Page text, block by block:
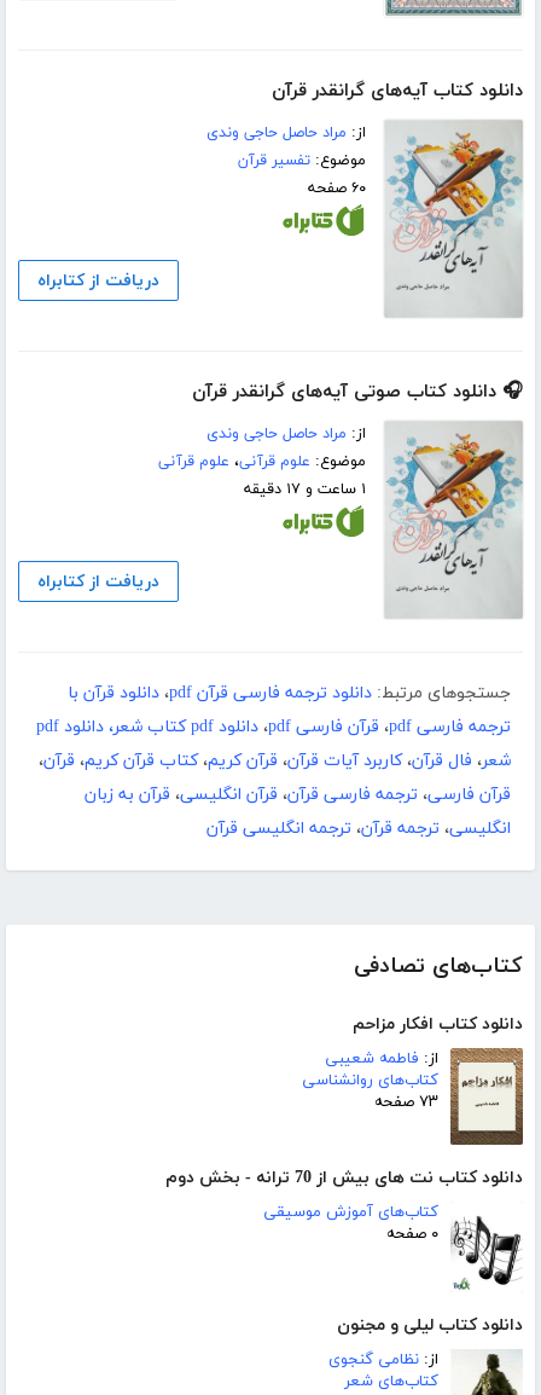
کتاب‌های تصادفی
دانلود کتاب افکار مزاحم
از: فاطمه شعیبی
کتاب‌های روانشناسی
۷۳ صفحه
دانلود کتاب نت های بیش از 70 ترانه - بخش دوم
کتاب‌های آموزش موسیقی
۰ صفحه
دانلود کتاب لیلی و مجنون
از: نظامی گنجوی
کتاب‌های شعر
دانلود کتاب آیه‌های گرانقدر قرآن
از: مراد حاصل حاجی وندی
موضوع:تفسیر قرآن
۶۰ صفحه
دریافت از کتابراه
🎧 دانلود کتاب صوتی آیه‌های گرانقدر قرآن
از: مراد حاصل حاجی وندی
موضوع: علوم قرآنی، علوم قرآنی
۱ ساعت و ۱۷ دقیقه
دریافت از کتابراه
جستجوهای مرتبط: دانلود ترجمه فارسی قرآن pdf ، دانلود قرآن با
ترجمه فارسی pdf
، قرآن فارسی pdf ،
دانلود pdf کتاب شعر، دانلود pdf
شعر، فال قرآن،کاربرد آیات قرآن، قرآن کریم،کتاب قرآن کریم، قرآن،
قرآن فارسی، ترجمه فارسی قرآن، قرآن انگلیسی، قرآن به زبان
انگلیسی، ترجمه قرآن، ترجمه انگلیسی قرآن